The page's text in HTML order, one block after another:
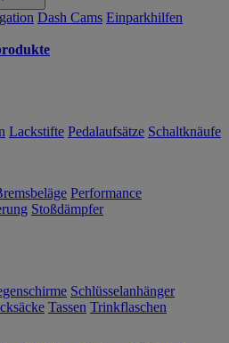
Dash Cams Einparkhilfen
Lackstifte Pedalaufsätze Schaltknäufe
Performance
Stoßdämpfer
Schlüsselanhänger
Tassen Trinkflaschen